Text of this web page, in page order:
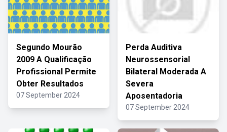
Segundo Mourão
2009 A Qualificação
Profissional Permite
Obter Resultados
07 September 2024
Perda Auditiva
Neurossensorial
Bilateral Moderada A
Severa
Aposentadoria
07 September 2024